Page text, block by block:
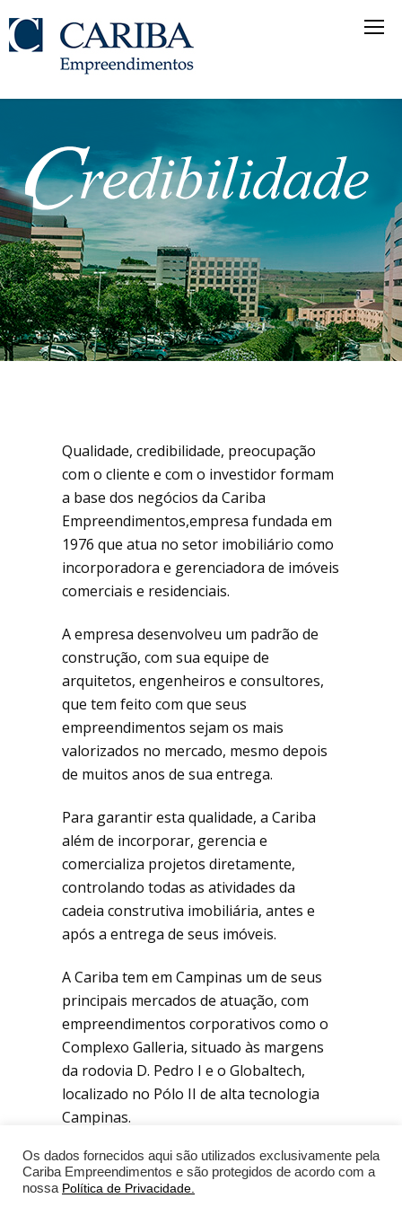
Qualidade, credibilidade, preocupação
com o cliente e com o investidor formam
a base dos negócios da Cariba
Empreendimentos,empresa fundada em
1976 que atua no setor imobiliário como
incorporadora e gerenciadora de imóveis
comerciais e residenciais.
A empresa desenvolveu um padrão de
construção, com sua equipe de
arquitetos, engenheiros e consultores,
que tem feito com que seus
empreendimentos sejam os mais
valorizados no mercado, mesmo depois
de muitos anos de sua entrega.
Para garantir esta qualidade, a Cariba
além de incorporar, gerencia e
comercializa projetos diretamente,
controlando todas as atividades da
cadeia construtiva imobiliária, antes e
após a entrega de seus imóveis.
A Cariba tem em Campinas um de seus
principais mercados de atuação, com
empreendimentos corporativos como o
Complexo Galleria, situado às margens
da rodovia D. Pedro I e o Globaltech,
localizado no Pólo II de alta tecnologia
Campinas.
Os dados fornecidos aqui são utilizados exclusivamente pela
Cariba Empreendimentos e são protegidos de acordo com a
nossa Política de Privacidade.